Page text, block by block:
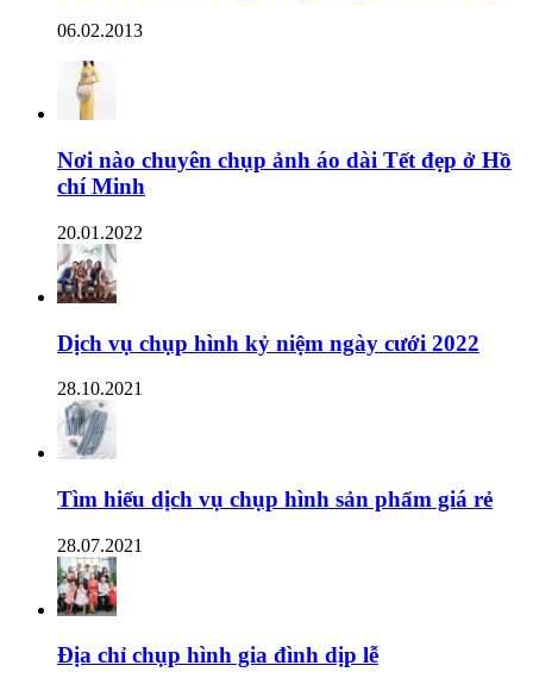
06.02.2013
Nơi nào chuyên chụp ảnh áo dài Tết đẹp ở Hồ
chí Minh
20.01.2022
Dịch vụ chụp hình kỷ niệm ngày cưới 2022
28.10.2021
Tìm hiểu dịch vụ chụp hình sản phẩm giá rẻ
28.07.2021
Địa chỉ chụp hình gia đình dịp lễ